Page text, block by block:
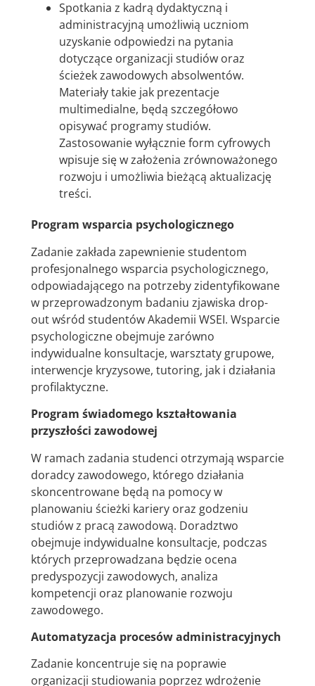
Spotkania z kadrą dydaktyczną i
administracyjną umożliwią uczniom
uzyskanie odpowiedzi na pytania
dotyczące organizacji studiów oraz
ścieżek zawodowych absolwentów.
Materiały takie jak prezentacje
multimedialne, będą szczegółowo
opisywać programy studiów.
Zastosowanie wyłącznie form cyfrowych
wpisuje się w założenia zrównoważonego
rozwoju i umożliwia bieżącą aktualizację
treści.
Program wsparcia psychologicznego
Zadanie zakłada zapewnienie studentom
profesjonalnego wsparcia psychologicznego,
odpowiadającego na potrzeby zidentyfikowane
w przeprowadzonym badaniu zjawiska drop-
out wśród studentów Akademii WSEI. Wsparcie
psychologiczne obejmuje zarówno
indywidualne konsultacje, warsztaty grupowe,
interwencje kryzysowe, tutoring, jak i działania
profilaktyczne.
Program świadomego kształtowania
przyszłości zawodowej
W ramach zadania studenci otrzymają wsparcie
doradcy zawodowego, którego działania
skoncentrowane będą na pomocy w
planowaniu ścieżki kariery oraz godzeniu
studiów z pracą zawodową. Doradztwo
obejmuje indywidualne konsultacje, podczas
których przeprowadzana będzie ocena
predyspozycji zawodowych, analiza
kompetencji oraz planowanie rozwoju
zawodowego.
Automatyzacja procesów administracyjnych
Zadanie koncentruje się na poprawie
organizacji studiowania poprzez wdrożenie